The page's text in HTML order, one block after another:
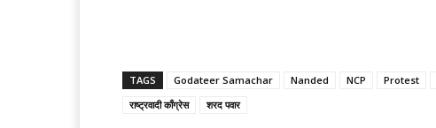
TAGS Godateer Samachar Nanded NCP Protest
राष्ट्रवादी काँग्रेस
शरद पवार